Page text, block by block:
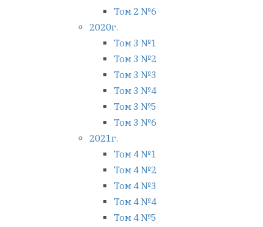
Том 2 №6
2020г.
Том 3 №1
Том 3 №2
Том 3 №3
Том 3 №4
Том 3 №5
Том 3 №6
2021г.
Том 4 №1
Том 4 №2
Том 4 №3
Том 4 №4
Том 4 №5